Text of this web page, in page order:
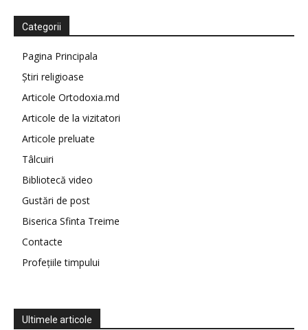
Categorii
Pagina Principala
Știri religioase
Articole Ortodoxia.md
Articole de la vizitatori
Articole preluate
Tâlcuiri
Bibliotecă video
Gustări de post
Biserica Sfinta Treime
Contacte
Profețiile timpului
Ultimele articole